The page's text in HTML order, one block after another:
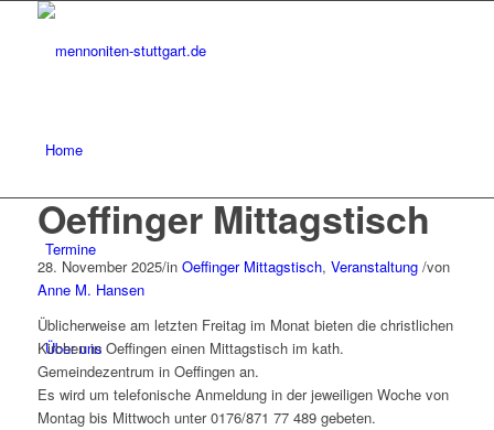
Home
Termine
Über uns
Oeffinger Mittagstisch
28. November 2025/in Oeffinger Mittagstisch, Veranstaltung /von
Anne M. Hansen
Üblicherweise am letzten Freitag im Monat bieten die christlichen
Kirchen in Oeffingen einen Mittagstisch im kath.
Gemeindezentrum in Oeffingen an.
Es wird um telefonische Anmeldung in der jeweiligen Woche von
Montag bis Mittwoch unter 0176/871 77 489 gebeten.